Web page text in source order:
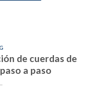
de cuerdas de
a paso